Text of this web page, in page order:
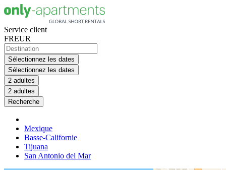
Service client
FREUR
Sélectionnez les dates
Sélectionnez les dates
2 adultes
2 adultes
Recherche
Mexique
Basse-Californie
Tijuana
San Antonio del Mar